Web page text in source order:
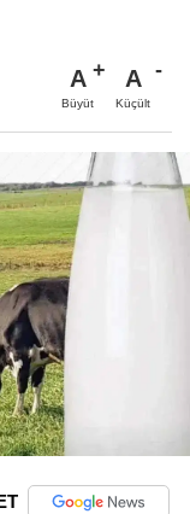
A
Büyüt
A
Küçült